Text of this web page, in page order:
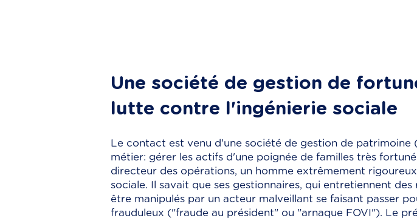
Une société de gestion de
lutte contre l'ingénierie sociale
Le contact est venu d'une société de gestion de
métier: gérer les actifs d'une poignée de familles très
directeur des opérations, un homme extrêmement
sociale. Il savait que ses gestionnaires, qui entretiennent
être manipulés par un acteur malveillant se faisant passer
frauduleux ("fraude au président" ou "arnaque FOVI"). Le